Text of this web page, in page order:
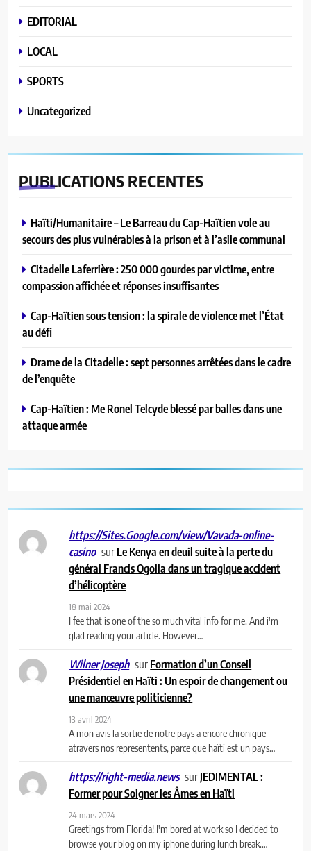
EDITORIAL
LOCAL
SPORTS
Uncategorized
PUBLICATIONS RECENTES
Haïti/Humanitaire – Le Barreau du Cap-Haïtien vole au
secours des plus vulnérables à la prison et à l’asile communal
Citadelle Laferrière : 250 000 gourdes par victime, entre
compassion affichée et réponses insuffisantes
Cap-Haïtien sous tension : la spirale de violence met l’État
au défi
Drame de la Citadelle : sept personnes arrêtées dans le cadre
de l’enquête
Cap-Haïtien : Me Ronel Telcyde blessé par balles dans une
attaque armée
https://Sites.Google.com/view/Vavada-online-
casino surLe Kenya en deuil suite à la perte du
général Francis Ogolla dans un tragique accident
d’hélicoptère
18 mai 2024
I fee that is one of the so much vital info for me. And i'm
glad reading your article. However…
Wilner Joseph surFormation d’un Conseil
Présidentiel en Haïti : Un espoir de changement ou
une manœuvre politicienne?
13 avril 2024
A mon avis la sortie de notre pays a encore chronique
atravers nos representents, parce que haïti est un pays…
https://right-media.news surJEDIMENTAL :
Former pour Soigner les Âmes en Haïti
24 mars 2024
Greetings from Florida! I'm bored at work so I decided to
browse your blog on my iphone during lunch break.…